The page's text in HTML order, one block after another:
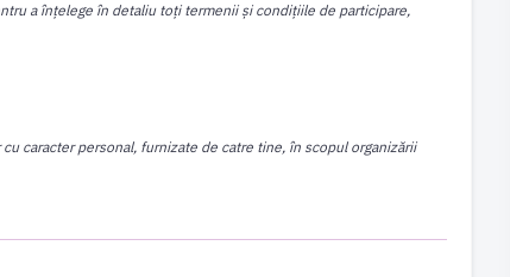
a înțelege în detaliu toți termenii și condițiile de participare,
caracter personal, furnizate de catre tine, în scopul organizării